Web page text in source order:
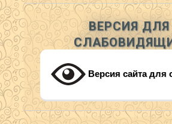
ВЕРСИЯ ДЛЯ
Версия сайта для